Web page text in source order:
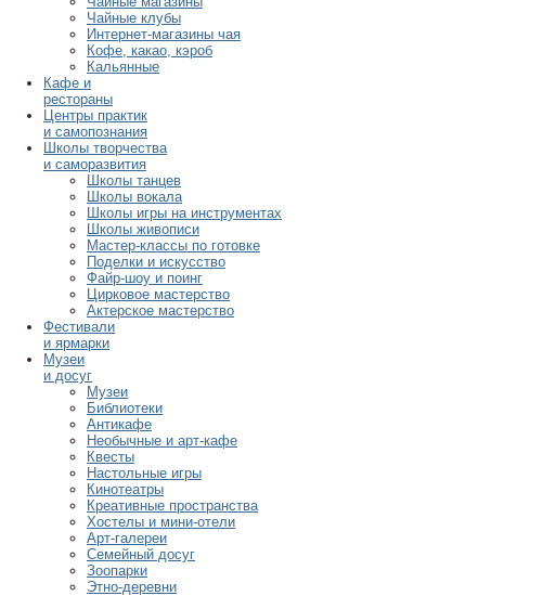
Чайные клубы
Интернет-магазины чая
Кофе, какао, кэроб
Кальянные
Кафе и
рестораны
Центры практик
и самопознания
Школы творчества
и саморазвития
Школы танцев
Школы вокала
Школы игры на инструментах
Школы живописи
Мастер-классы по готовке
Поделки и искусство
Файр-шоу и поинг
Цирковое мастерство
Актерское мастерство
Фестивали
и ярмарки
Музеи
и досуг
Музеи
Библиотеки
Антикафе
Необычные и арт-кафе
Квесты
Настольные игры
Кинотеатры
Креативные пространства
Хостелы и мини-отели
Арт-галереи
Семейный досуг
Зоопарки
Этно-деревни